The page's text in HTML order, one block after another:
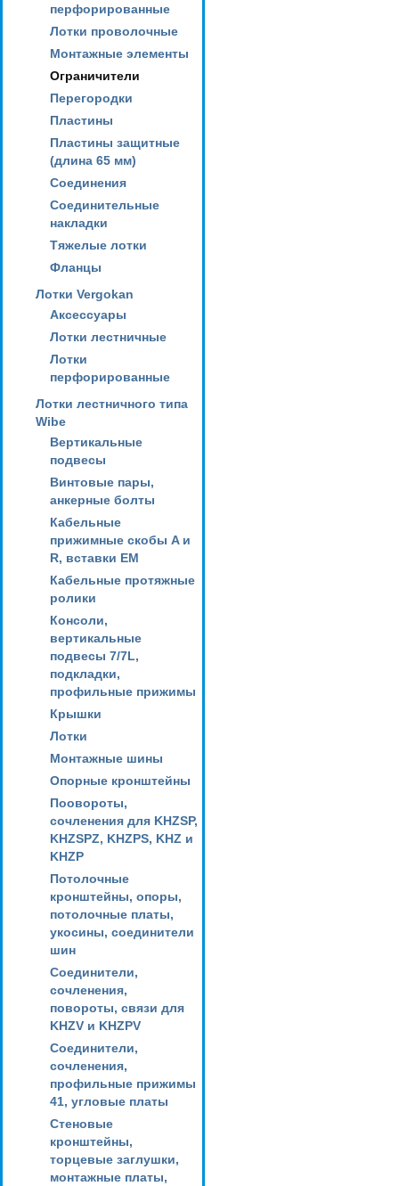
перфорированные
Лотки проволочные
Монтажные элементы
Ограничители
Перегородки
Пластины
Пластины защитные
(длина 65 мм)
Соединения
Соединительные
накладки
Тяжелые лотки
Фланцы
Лотки Vergokan
Аксессуары
Лотки лестничные
Лотки
перфорированные
Лотки лестничного типа
Wibe
Вертикальные
подвесы
Винтовые пары,
анкерные болты
Кабельные
прижимные скобы A и
R, вставки EM
Кабельные протяжные
ролики
Консоли,
вертикальные
подвесы 7/7L,
подкладки,
профильные прижимы
Крышки
Лотки
Монтажные шины
Опорные кронштейны
Поовороты,
сочленения для KHZSP,
KHZSPZ, KHZPS, KHZ и
KHZP
Потолочные
кронштейны, опоры,
потолочные платы,
укосины, соединители
шин
Соединители,
сочленения,
повороты, связи для
KHZV и KHZPV
Соединители,
сочленения,
профильные прижимы
41, угловые платы
Стеновые
кронштейны,
торцевые заглушки,
монтажные платы,